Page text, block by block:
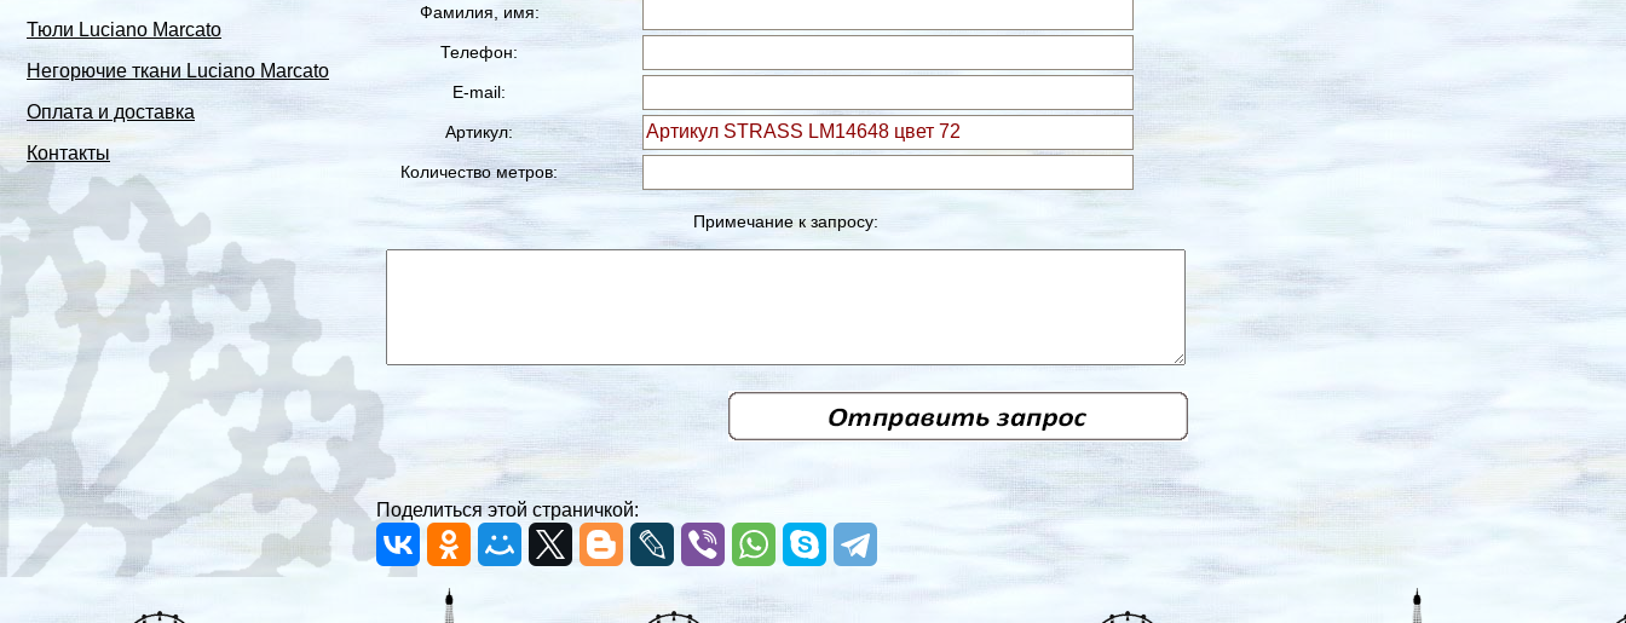
Тюли Luciano Marcato
Негорючие ткани Luciano Marcato
Оплата и доставка
Контакты
Фамилия, имя:
Телефон:
E-mail:
Артикул:
Количество метров:
Примечание к запросу:
Поделиться этой страничкой: